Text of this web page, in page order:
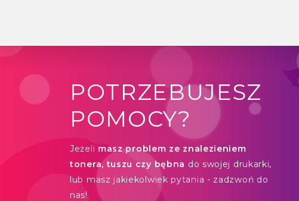
POTRZEBUJESZ
POMOCY?
Jeżeli masz problem ze znalezieniem
tonera, tuszu czy bębna do swojej drukarki,
lub masz jakiekolwiek pytania - zadzwoń do
nas!